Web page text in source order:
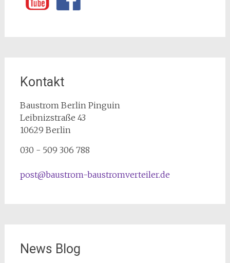
Kontakt
Baustrom Berlin Pinguin
Leibnizstraße 43
10629 Berlin
030 - 509 306 788
post@baustrom-baustromverteiler.de
News Blog